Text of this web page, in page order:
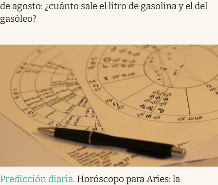
de agosto: ¿cuánto sale el litro de gasolina y el del
gasóleo?
Predicción diaria. Horóscopo para Aries: la